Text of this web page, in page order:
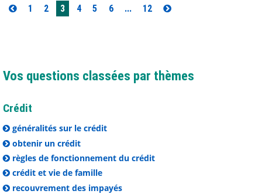
1 2 3 4 5 6 ... 12
Vos questions classées par thèmes
Crédit
généralités sur le crédit
obtenir un crédit
règles de fonctionnement du crédit
crédit et vie de famille
recouvrement des impayés